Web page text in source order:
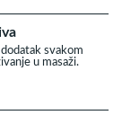
svakom
u masaži.